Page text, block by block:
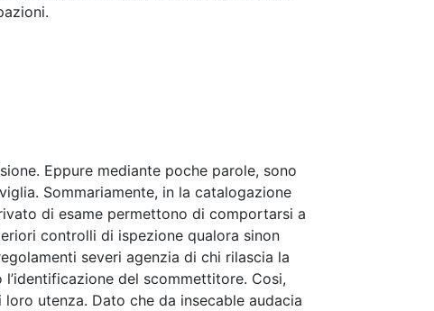
Eppure mediante poche parole, sono
Sommariamente, in la catalogazione
di esame permettono di comportarsi a
controlli di ispezione qualora sinon
severi agenzia di chi rilascia la
del scommettitore. Cosi,
utenza. Dato che da insecable audacia